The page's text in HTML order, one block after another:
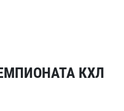
КХЛ